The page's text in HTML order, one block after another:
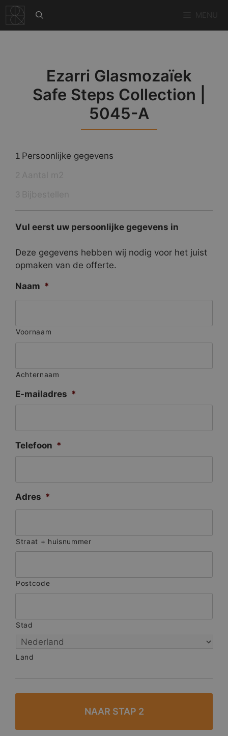
naar
de
Ezarri Glasmozaïek
Safe Steps Collection |
5045-A
1 Persoonlijke gegevens
Vul eerst uw persoonlijke gegevens in
Deze gegevens hebben wij nodig voor het juist
opmaken van de offerte.
Naam *
Voornaam
Achternaam
E-mailadres *
Telefoon *
Adres *
Straat + huisnummer
Postcode
Stad
Land